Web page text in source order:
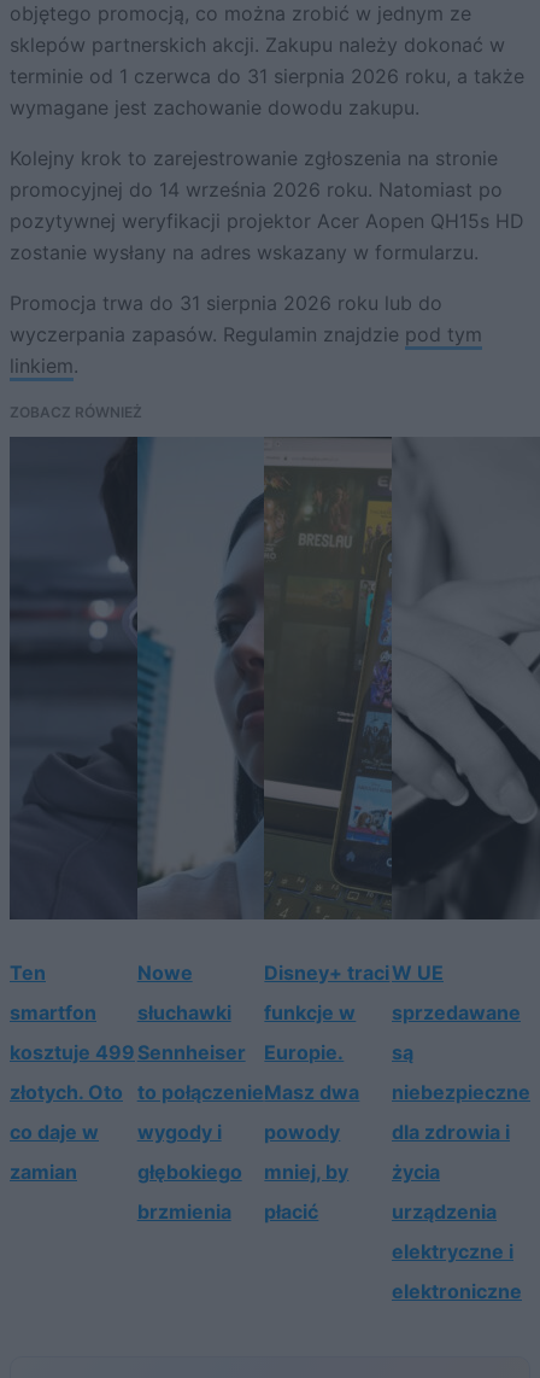
objętego promocją, co można zrobić w jednym ze
sklepów partnerskich akcji. Zakupu należy dokonać w
terminie od 1 czerwca do 31 sierpnia 2026 roku, a także
wymagane jest zachowanie dowodu zakupu.
Kolejny krok to zarejestrowanie zgłoszenia na stronie
promocyjnej do 14 września 2026 roku. Natomiast po
pozytywnej weryfikacji projektor Acer Aopen QH15s HD
zostanie wysłany na adres wskazany w formularzu.
Promocja trwa do 31 sierpnia 2026 roku lub do
wyczerpania zapasów. Regulamin znajdzie pod tym
linkiem.
ZOBACZ RÓWNIEŻ
Ten
smartfon
kosztuje 499
złotych. Oto
co daje w
zamian
Nowe
słuchawki
Sennheiser
to połączenie
wygody i
głębokiego
brzmienia
Disney+ traci
funkcje w
Europie.
Masz dwa
powody
mniej, by
płacić
W UE
sprzedawane
są
niebezpieczne
dla zdrowia i
życia
urządzenia
elektryczne i
elektroniczne